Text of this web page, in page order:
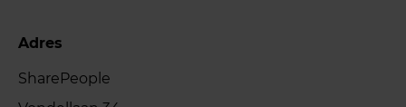
Adres
SharePeople